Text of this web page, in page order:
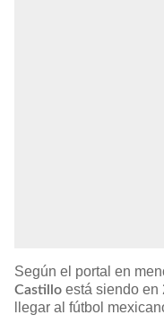
Según el portal en
Castillo está siendo en
llegar al fútbol